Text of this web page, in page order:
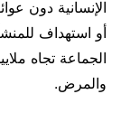
الإنسانية دون
أو استهداف
الجماعة تجاه
والمرض.